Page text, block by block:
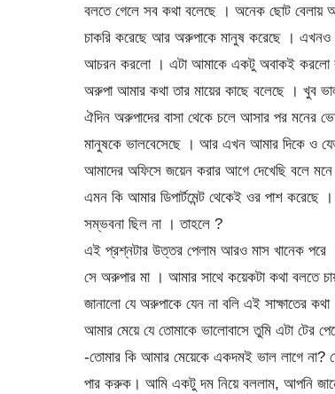
বলতে গেলে সব কথা বলেছে । অনেক ছোট বেলায়
চাকরি করেছে আর অরুপাকে মানুষ করেছে । এখনও
আচরন করলো । এটা আমাকে একটু অবাকই করলো
অরুপা আমার কথা তার মায়ের কাছে বলেছে । খুব
ঐদিন অরুপাদের বাসা থেকে চলে আসার পর মনের
মানুষকে ভালবেসেছে । আর এখন আমার দিকে ও
আমাদের অফিসে জয়েন করার আগে দেখেছি বলে মনে
এমন কি আমার ডিপার্টমেন্ট থেকেই ওর পাশ করেছে
সম্ভবনা ছিল না । তাহলে ?
এই প্রশ্নটার উত্তর পেলাম আরও মাস খানেক পরে
সে অরুপার মা । আমার সাথে কয়েকটা কথা বলতে
জানালো যে অরুপাকে যেন না বলি এই সাক্ষাতের
আমার মেয়ে যে তোমাকে ভালোবাসে তুমি এটা টের
-তোমার কি আমার মেয়েকে একদমই ভাল লাগে না?
পার করুক। আমি একটু দম নিয়ে বললাম, আপনি